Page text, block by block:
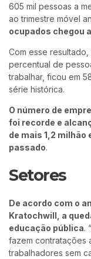
605 mil pessoas a
ao trimestre móvel
ocupados chegou
Com esse
percentual de
trabalhar, ficou em
série histórica.
O número de
foi recorde e
de mais 1,2 milhão
passado.
Setores
De acordo com o
Kratochwill, a
educação pública.
fazem contratações
trabalhadores sem